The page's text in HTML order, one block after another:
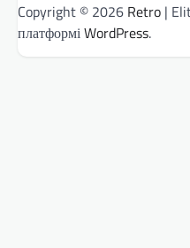
Copyright © 2026 Retro |
платформіWordPress.